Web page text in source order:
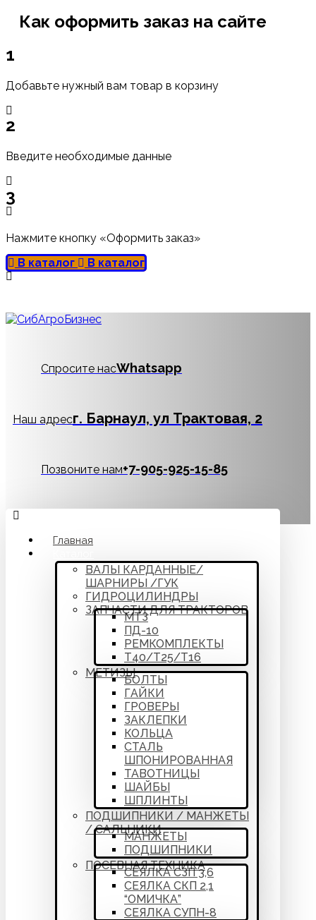
Как оформить заказ на сайте
1
Добавьте нужный вам товар в корзину
2
Введите необходимые данные
3
Нажмите кнопку «Оформить заказ»
В каталог
В каталог
Спросите насWhatsapp
Наш адресг. Барнаул, ул Трактовая, 2
Позвоните нам‪+7-905-925-15-85
Главная
ВАЛЫ КАРДАННЫЕ/
ШАРНИРЫ /ГУК
ГИДРОЦИЛИНДРЫ
ЗАПЧАСТИ ДЛЯ ТРАКТОРОВ
МТЗ
ПД-10
РЕМКОМПЛЕКТЫ
Т40/Т25/Т16
МЕТИЗЫ
БОЛТЫ
ГАЙКИ
ГРОВЕРЫ
ЗАКЛЕПКИ
КОЛЬЦА
СТАЛЬ
ШПОНИРОВАННАЯ
ТАВОТНИЦЫ
ШАЙБЫ
ШПЛИНТЫ
ПОДШИПНИКИ / МАНЖЕТЫ
/ САЛЬНИКИ
МАНЖЕТЫ
ПОДШИПНИКИ
ПОСЕВНАЯ ТЕХНИКА
СЕЯЛКА СЗП 3,6
СЕЯЛКА СКП 2,1
“ОМИЧКА”
СЕЯЛКА СУПН-8